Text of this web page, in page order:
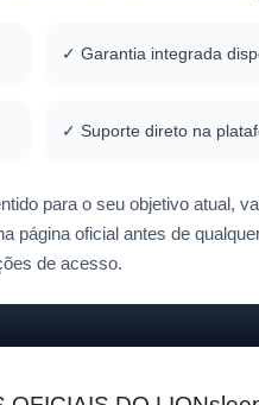
✓ Garantia integrada
✓ Suporte direto na
para o seu objetivo atual,
página oficial antes de
de acesso.